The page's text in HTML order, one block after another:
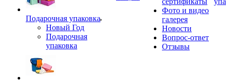
Подарочная упаковка
Новый Год
Подарочная
упаковка
Фото и видео
галерея
Новости
Вопрос-ответ
Отзывы